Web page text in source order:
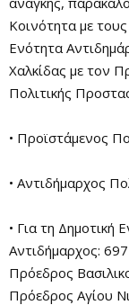
Κοινότητα με
Ενότητα
Χαλκίδας με τον
Πολιτικής
• Προϊστάμενος
• Αντιδήμαρχος
• Για τη Δημοτική
Αντιδήμαρχος:
Πρόεδρος
Πρόεδρος Αγίου